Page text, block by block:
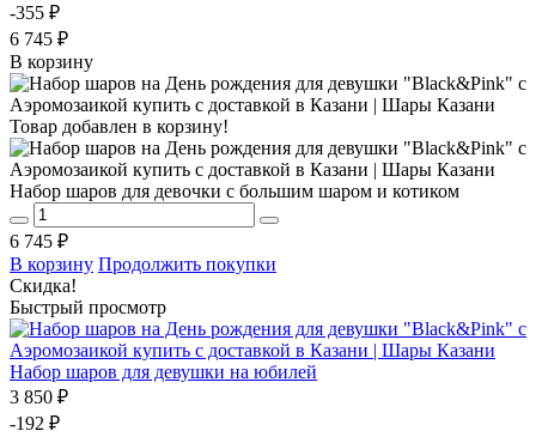
-355 ₽
6 745 ₽
В корзину
Товар добавлен в корзину!
Набор шаров для девочки с большим шаром и котиком
6 745 ₽
В корзину Продолжить покупки
Скидка!
Быстрый просмотр
Набор шаров для девушки на юбилей
3 850 ₽
-192 ₽